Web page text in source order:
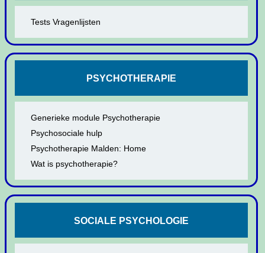
Tests Vragenlijsten
PSYCHOTHERAPIE
Generieke module Psychotherapie
Psychosociale hulp
Psychotherapie Malden: Home
Wat is psychotherapie?
SOCIALE PSYCHOLOGIE